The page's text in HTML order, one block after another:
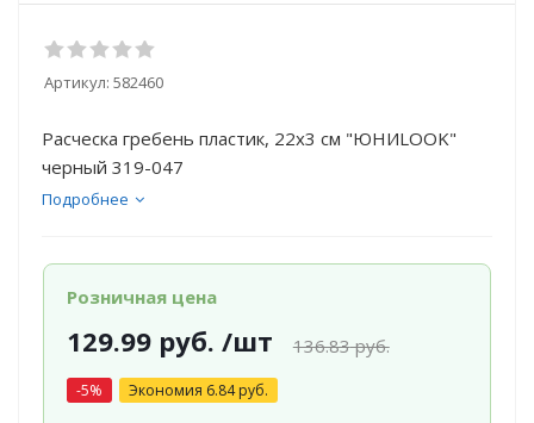
Артикул: 582460
Расческа гребень пластик, 22x3 см "ЮНИLOOK"
черный 319-047
Подробнее
Розничная цена
129.99руб. /шт 136.83руб.
-5% Экономия 6.84руб.